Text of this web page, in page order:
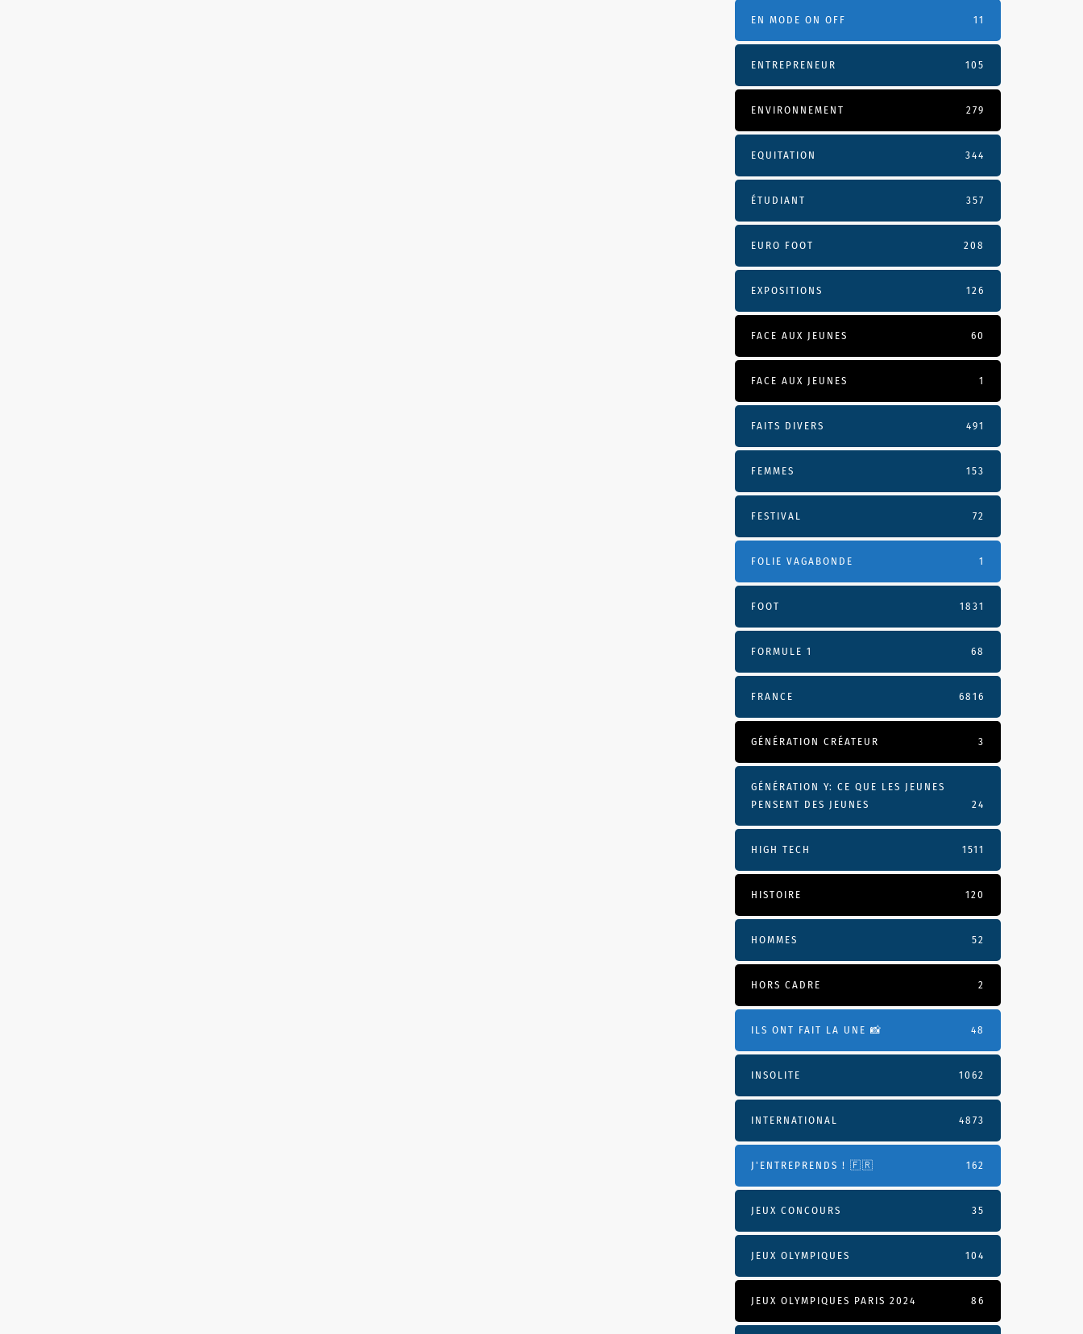
EN MODE ON OFF 11
ENTREPRENEUR 105
ENVIRONNEMENT 279
EQUITATION 344
ÉTUDIANT 357
EURO FOOT 208
EXPOSITIONS 126
FACE AUX JEUNES 60
FACE AUX JEUNES 1
FAITS DIVERS 491
FEMMES 153
FESTIVAL 72
FOLIE VAGABONDE 1
FOOT 1831
FORMULE 1 68
FRANCE 6816
GÉNÉRATION CRÉATEUR 3
GÉNÉRATION Y: CE QUE LES JEUNES
PENSENT DES JEUNES
24
HIGH TECH 1511
HISTOIRE 120
HOMMES 52
HORS CADRE 2
ILS ONT FAIT LA UNE 📸 48
INSOLITE 1062
INTERNATIONAL 4873
J'ENTREPRENDS ! 🇫🇷 162
JEUX CONCOURS 35
JEUX OLYMPIQUES 104
JEUX OLYMPIQUES PARIS 2024 86